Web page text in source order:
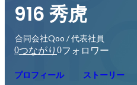
916 秀虎
合同会社Qoo / 代表社員
0つながり 0フォロワー
プロフィール ストーリー